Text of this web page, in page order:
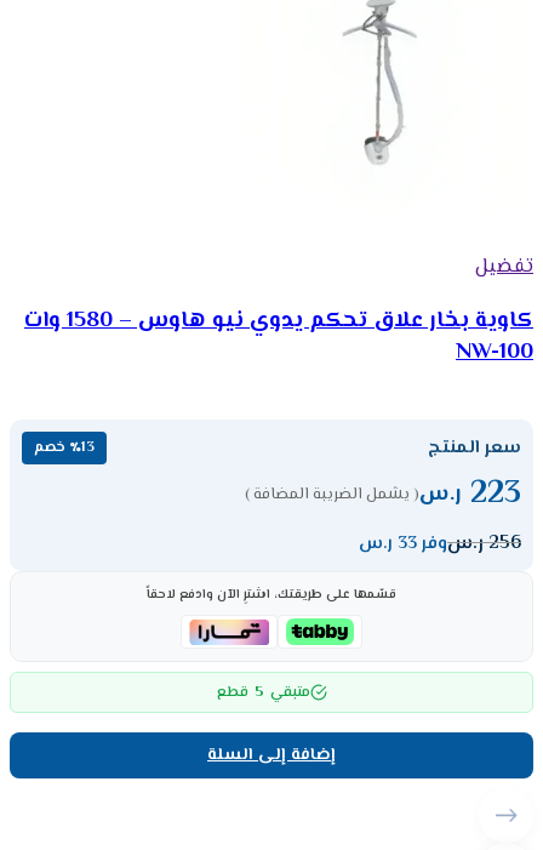
تفضيل
كاوية بخار علاق تحكم يدوي نيو هاوس – 1580 وات
NW-100
سعر المنتج ٪13 خصم
223 ر.س( يشمل الضريبة المضافة )
256ر.سوفر 33 ر.س
قسّمها على طريقتك، اشترِ الآن وادفع لاحقاً
متبقي 5 قطع
إضافة إلى السلة